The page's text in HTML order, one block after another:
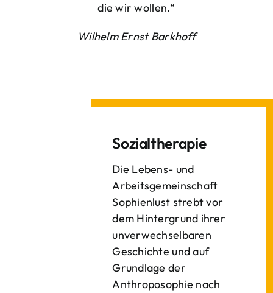
die wir wollen.“
Wilhelm Ernst Barkhoff
Sozialtherapie
Die Lebens- und
Arbeitsgemeinschaft
Sophienlust strebt vor
dem Hintergrund ihrer
unverwechselbaren
Geschichte und auf
Grundlage der
Anthroposophie nach